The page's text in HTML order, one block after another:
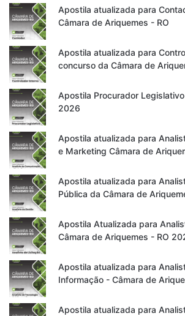
Apostila atualizada para
Câmara de Ariquemes - RO
Apostila atualizada para
concurso da Câmara de
Apostila Procurador
2026
Apostila atualizada para
e Marketing Câmara de
Apostila atualizada para
Pública da Câmara de
Apostila Atualizada para
Câmara de Ariquemes - RO
Apostila atualizada para
Informação - Câmara de
Apostila atualizada para